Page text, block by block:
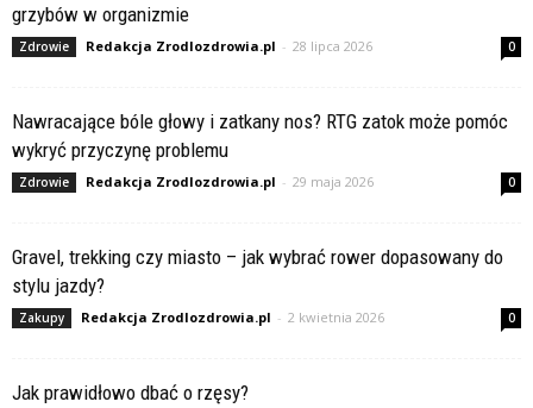
grzybów w organizmie
Zdrowie Redakcja Zrodlozdrowia.pl - 28 lipca 2026 0
Nawracające bóle głowy i zatkany nos? RTG zatok może pomóc
wykryć przyczynę problemu
Zdrowie Redakcja Zrodlozdrowia.pl - 29 maja 2026 0
Gravel, trekking czy miasto – jak wybrać rower dopasowany do
stylu jazdy?
Zakupy Redakcja Zrodlozdrowia.pl - 2 kwietnia 2026 0
Jak prawidłowo dbać o rzęsy?